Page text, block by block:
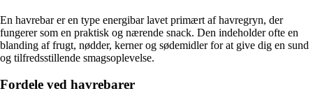
En havrebar er en type energibar lavet primært af havregryn, der
fungerer som en praktisk og nærende snack. Den indeholder ofte en
blanding af frugt, nødder, kerner og sødemidler for at give dig en sund
og tilfredsstillende smagsoplevelse.
Fordele ved havrebarer